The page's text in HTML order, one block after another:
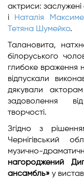
актриси: заслужені
і
Наталія
Тетяна Шумейко.
Талановита,
білоруського
глибоке враження
відпускали
дякували
задоволення
творчості.
Згідно з
Чернігівський
музично-
нагороджений
ансамбль» у